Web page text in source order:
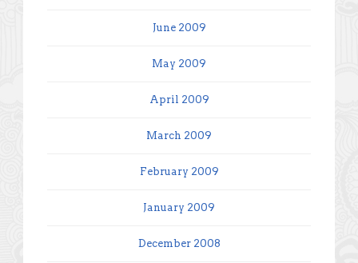
June 2009
May 2009
April 2009
March 2009
February 2009
January 2009
December 2008